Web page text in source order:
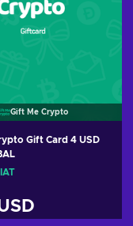
Gift Me Crypto
Gift Card 4 USD